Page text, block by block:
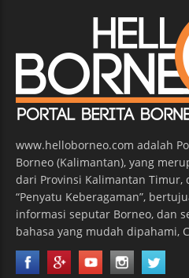
www.helloborneo.com adalah
Borneo (Kalimantan), yang
dari Provinsi Kalimantan Timur,
“Penyatu Keberagaman”,
informasi seputar Borneo, dan
bahasa yang mudah dipahami,